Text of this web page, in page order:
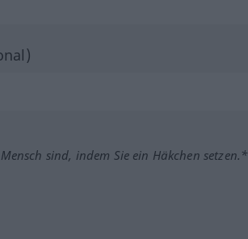
sind, indem Sie ein Häkchen setzen.*